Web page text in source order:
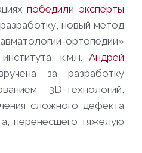
победили эксперты
новый метод
ортопедии»
к.м.н. Андрей
за разработку
3D-технологий,
сложного дефекта
перенёсшего тяжелую